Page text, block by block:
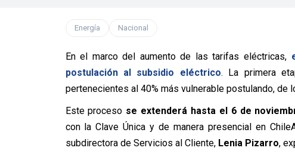
Energía Nacional
En el marco del aumento de las tarifas eléctricas,
postulación al subsidio eléctrico. La primera
pertenecientes al 40% más vulnerable postulando, de
Este proceso se extenderá hasta el 6 de
con la Clave Única y de manera presencial en
subdirectora de Servicios al Cliente,Lenia Pizarro,